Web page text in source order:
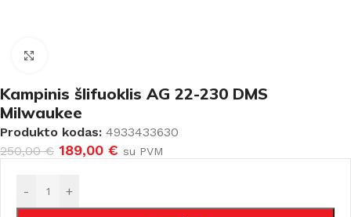
Kampinis šlifuoklis AG 22-230 DMS
Milwaukee
Produkto kodas: 4933433630
250,00€ 189,00 € su PVM
- +